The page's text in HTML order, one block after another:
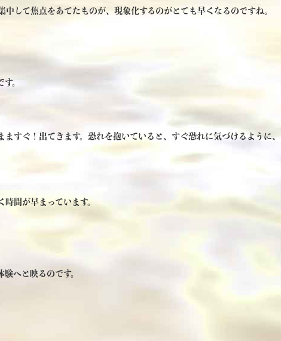
して焦点をあてたものが、現象化するのがとても早くなるのですね。
す。
ますぐ！出てきます。恐れを抱いていると、すぐ恐れに気づけるように、
間が早まっています。
へと映るのです。